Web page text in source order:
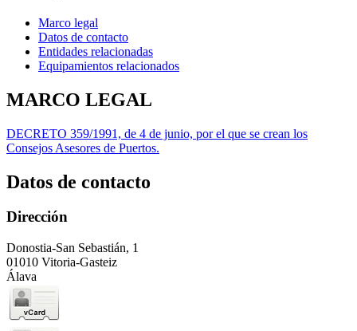
Marco legal
Datos de contacto
Entidades relacionadas
Equipamientos relacionados
MARCO LEGAL
DECRETO 359/1991, de 4 de junio, por el que se crean los
Consejos Asesores de Puertos.
Datos de contacto
Dirección
Donostia-San Sebastián, 1
01010 Vitoria-Gasteiz
Álava